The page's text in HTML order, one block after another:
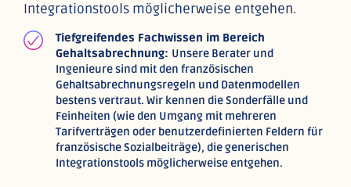
Integrationstools möglicherweise entgehen.
Tiefgreifendes Fachwissen im Bereich
Gehaltsabrechnung: Unsere Berater und
Ingenieure sind mit den französischen
Gehaltsabrechnungsregeln und Datenmodellen
bestens vertraut. Wir kennen die Sonderfälle und
Feinheiten (wie den Umgang mit mehreren
Tarifverträgen oder benutzerdefinierten Feldern für
französische Sozialbeiträge), die generischen
Integrationstools möglicherweise entgehen.